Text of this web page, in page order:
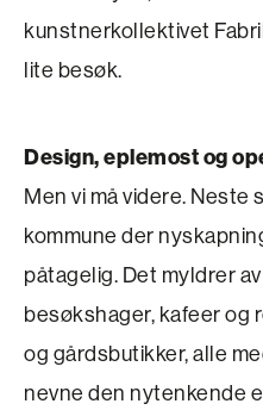
kunstnerkollektivet
lite besøk.
Design, eplemost og
Men vi må videre. Neste
kommune der
påtagelig. Det myldrer
besøkshager, kafeer og
og gårdsbutikker, alle
nevne den nytenkende